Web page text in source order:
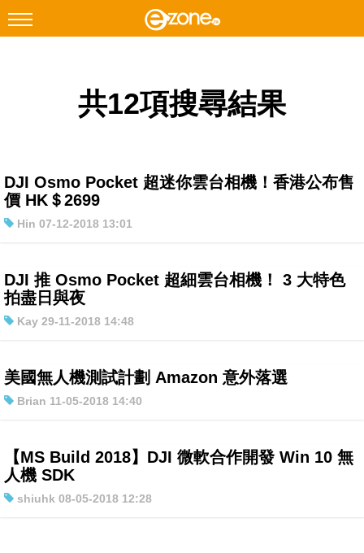
Instagram
遊戲動漫
教學評測
IT Times
生成式AI與雲端應用
特集
共12項搜尋結果
DJI Osmo Pocket 超迷你雲台相機！香港公布售
價 HK＄2699
Hin 07-12-2018 13:01
DJI 推 Osmo Pocket 超細雲台相機！ 3 大特色
拍盡日與夜
Kay 29-11-2018 14:48
美國無人機測試計劃 Amazon 意外落選
Brian 11-05-2018 14:40
【MS Build 2018】DJI 微軟合作開發 Win 10 無
人機 SDK
shiuhk 08-05-2018 12:28